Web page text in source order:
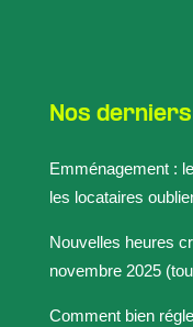
Nos
Emménagement :
les locataires
Nouvelles heures
novembre 2025
Comment bien